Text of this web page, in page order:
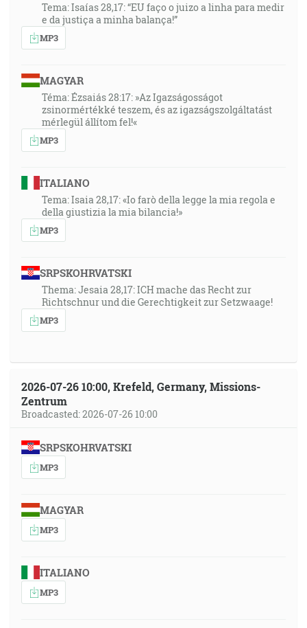
Tema: Isaías 28,17: “EU faço o juizo a linha para medir
e da justiça a minha balança!”
MP3
MAGYAR
Téma: Ézsaiás 28:17: »Az Igazságosságot
zsinormértékké teszem, és az igazságszolgáltatást
mérlegül állítom fel!«
MP3
ITALIANO
Tema: Isaia 28,17: «Io farò della legge la mia regola e
della giustizia la mia bilancia!»
MP3
SRPSKOHRVATSKI
Thema: Jesaia 28,17: ICH mache das Recht zur
Richtschnur und die Gerechtigkeit zur Setzwaage!
MP3
2026-07-26 10:00, Krefeld, Germany, Missions-
Zentrum
Broadcasted: 2026-07-26 10:00
SRPSKOHRVATSKI
MP3
MAGYAR
MP3
ITALIANO
MP3